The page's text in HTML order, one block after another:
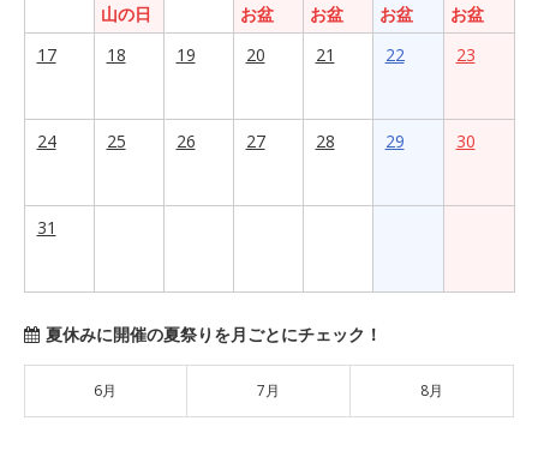
山の日
お盆
お盆
お盆
お盆
17
18 19 20 21 22 23
24 25 26 27 28 29 30
31
夏休みに開催の夏祭りを月ごとにチェック！
6月 7月 8月